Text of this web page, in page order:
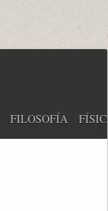
FILOSOFÍA